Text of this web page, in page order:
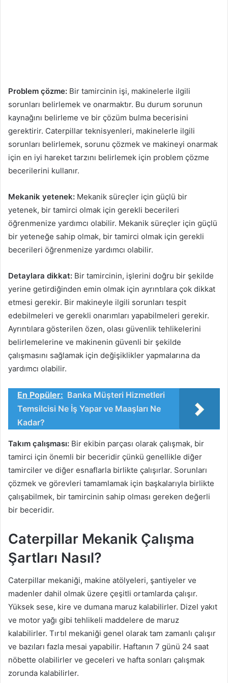
Problem çözme: Bir tamircinin işi, makinelerle ilgili
sorunları belirlemek ve onarmaktır. Bu durum sorunun
kaynağını belirleme ve bir çözüm bulma becerisini
gerektirir. Caterpillar teknisyenleri, makinelerle ilgili
sorunları belirlemek, sorunu çözmek ve makineyi onarmak
için en iyi hareket tarzını belirlemek için problem çözme
becerilerini kullanır.
Mekanik yetenek: Mekanik süreçler için güçlü bir
yetenek, bir tamirci olmak için gerekli becerileri
öğrenmenize yardımcı olabilir. Mekanik süreçler için güçlü
bir yeteneğe sahip olmak, bir tamirci olmak için gerekli
becerileri öğrenmenize yardımcı olabilir.
Detaylara dikkat: Bir tamircinin, işlerini doğru bir şekilde
yerine getirdiğinden emin olmak için ayrıntılara çok dikkat
etmesi gerekir. Bir makineyle ilgili sorunları tespit
edebilmeleri ve gerekli onarımları yapabilmeleri gerekir.
Ayrıntılara gösterilen özen, olası güvenlik tehlikelerini
belirlemelerine ve makinenin güvenli bir şekilde
çalışmasını sağlamak için değişiklikler yapmalarına da
yardımcı olabilir.
En Popüler: Banka Müşteri Hizmetleri
Temsilcisi Ne İş Yapar ve Maaşları Ne
Kadar?
Takım çalışması: Bir ekibin parçası olarak çalışmak, bir
tamirci için önemli bir beceridir çünkü genellikle diğer
tamirciler ve diğer esnaflarla birlikte çalışırlar. Sorunları
çözmek ve görevleri tamamlamak için başkalarıyla birlikte
çalışabilmek, bir tamircinin sahip olması gereken değerli
bir beceridir.
Caterpillar Mekanik Çalışma
Şartları Nasıl?
Caterpillar mekaniği, makine atölyeleri, şantiyeler ve
madenler dahil olmak üzere çeşitli ortamlarda çalışır.
Yüksek sese, kire ve dumana maruz kalabilirler. Dizel yakıt
ve motor yağı gibi tehlikeli maddelere de maruz
kalabilirler. Tırtıl mekaniği genel olarak tam zamanlı çalışır
ve bazıları fazla mesai yapabilir. Haftanın 7 günü 24 saat
nöbette olabilirler ve geceleri ve hafta sonları çalışmak
zorunda kalabilirler.